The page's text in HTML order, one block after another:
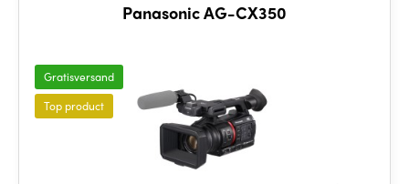
Panasonic AG-CX350
Gratisversand
Top product